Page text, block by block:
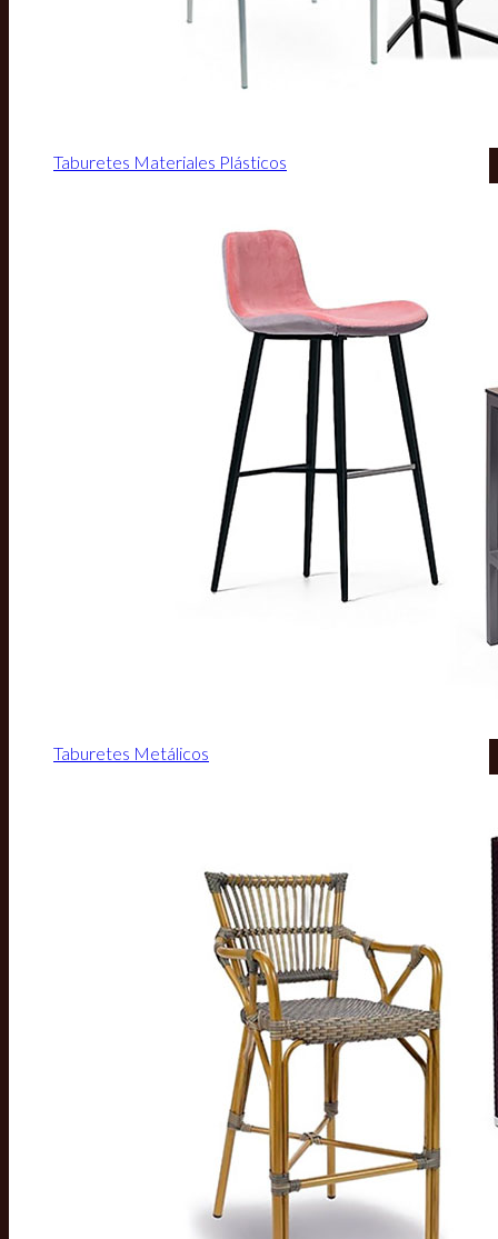
Taburetes Materiales Plásticos
Taburetes Metálicos